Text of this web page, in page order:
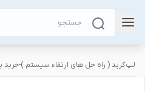
لپ‌گرید ( راه‌ حل های ارتقاء سیستم )-خرید